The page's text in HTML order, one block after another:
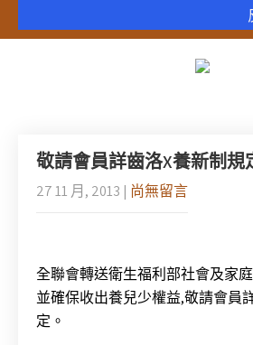
敬請會員詳齒洛X養新制規
27 11 月, 2013 | 尚無留言
全聯會轉送衛生福利部社會及家
並確保收出養兒少權益,敬請會員
定。